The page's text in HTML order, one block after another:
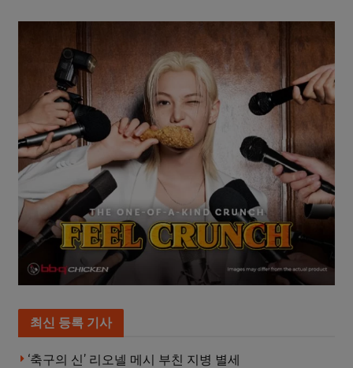
최신 등록 기사
‘축구의 신’ 리오넬 메시 부친 지병 별세